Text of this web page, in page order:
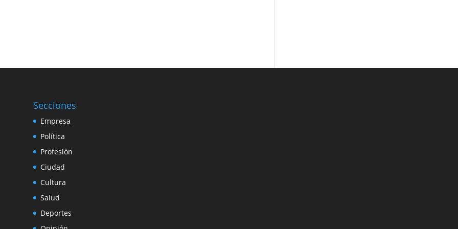
Secciones
Empresa
Política
Profesión
Ciudad
Cultura
Salud
Deportes